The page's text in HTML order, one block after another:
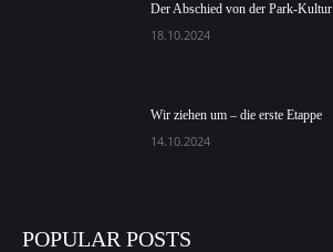
Der Abschied von der Park-Kultur
18.10.2024
Wir ziehen um – die erste Etappe
14.10.2024
POPULAR POSTS